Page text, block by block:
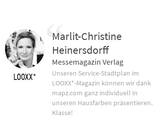
Marlit-Christine
Heinersdorff
Messemagazin Verlag
Unseren Service-Stadtplan im
LOOXX*-Magazin können wir dank
mapz.com ganz individuell in
unseren Hausfarben präsentieren.
Klasse!